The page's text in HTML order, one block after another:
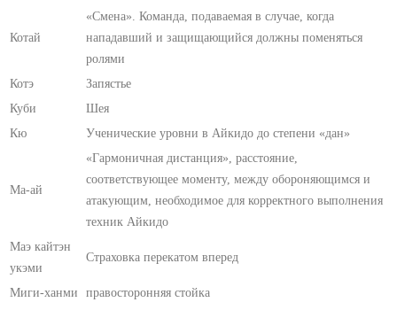
Котай
«Смена». Команда, подаваемая в случае, когда
нападавший и защищающийся должны поменяться
ролями
Котэ
Запястье
Куби
Шея
Кю
Ученические уровни в Айкидо до степени «дан»
Ма-ай
«Гармоничная дистанция», расстояние,
соответствующее моменту, между обороняющимся и
атакующим, необходимое для корректного выполнения
техник Айкидо
Маэ кайтэн
укэми
Страховка перекатом вперед
Миги-ханми правосторонняя стойка